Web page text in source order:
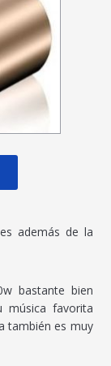
además de la
bastante bien
música favorita
también es muy